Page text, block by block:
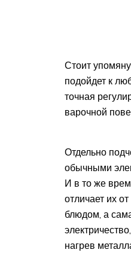
Стоит
подойдет к
точная
варочной
Отдельно
обычными
И в то же
отличает их
блюдом, а
нагрев